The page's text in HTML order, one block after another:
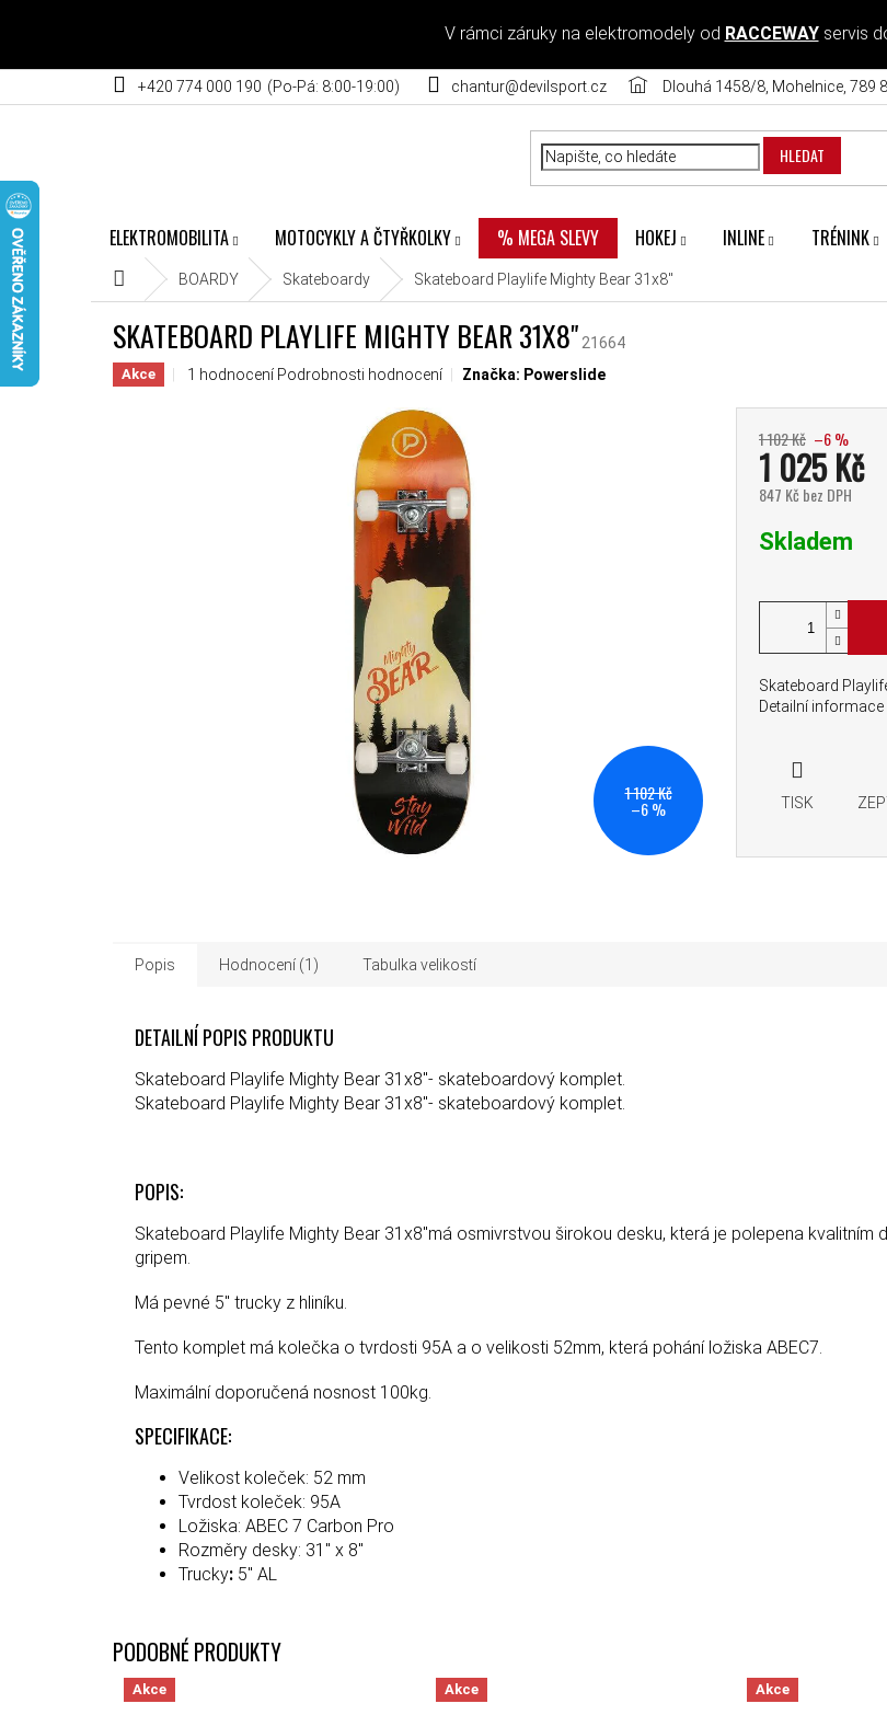
V rámci záruky na elektromodely od RACCEWAYservis
+420 774 000 190 chantur@devilsport.cz Dlouhá 1458/8, Mohelnice, 789
HLEDAT
ELEKTROMOBILITA MOTOCYKLY A ČTYŘKOLKY % MEGA SLEVY HOKEJ INLINE TRÉNINK
Domů BOARDY Skateboardy Skateboard Playlife Mighty Bear 31x8"
SKATEBOARD PLAYLIFE MIGHTY BEAR 31X8" 21664
Akce Průměrné hodnocení produktu je 5,0 z 5 hvězdiček.
1 hodnocení Podrobnosti hodnocení Značka: Powerslide
1 102 Kč
–6 %
1 102 Kč –6 %
1 025 Kč
847 Kč bez DPH
Skladem
Skateboard
Detailní informace
TISK
Popis Hodnocení (1) Tabulka velikostí
DETAILNÍ POPIS PRODUKTU
Skateboard Playlife Mighty Bear 31x8"- skateboardový komplet.
Skateboard Playlife Mighty Bear 31x8"- skateboardový komplet.
POPIS:
Skateboard Playlife Mighty Bear 31x8"má osmivrstvou širokou desku, která je polepena kvalitním
gripem.
Má pevné 5" trucky z hliníku.
Tento komplet má kolečka o tvrdosti 95A a o velikosti 52mm, která pohání ložiska ABEC7.
Maximální doporučená nosnost 100kg.
SPECIFIKACE:
Velikost koleček: 52 mm
Tvrdost koleček: 95A
Ložiska: ABEC 7 Carbon Pro
Rozměry desky: 31" x 8"
Trucky: 5" AL
Akce Akce Akce